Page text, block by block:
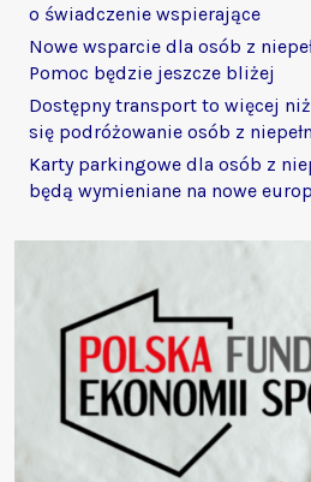
o świadczenie wspierające
Nowe wsparcie dla osób z
Pomoc będzie jeszcze bliżej
Dostępny transport to więcej
się podróżowanie osób z
Karty parkingowe dla osób z
będą wymieniane na nowe